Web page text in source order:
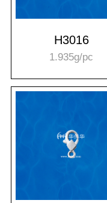
H3016
1.935g/pc